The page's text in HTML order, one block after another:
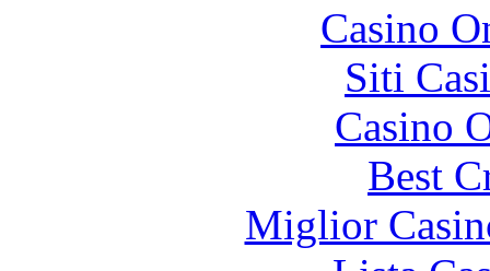
Casino
Siti
Casino
Best
Miglior